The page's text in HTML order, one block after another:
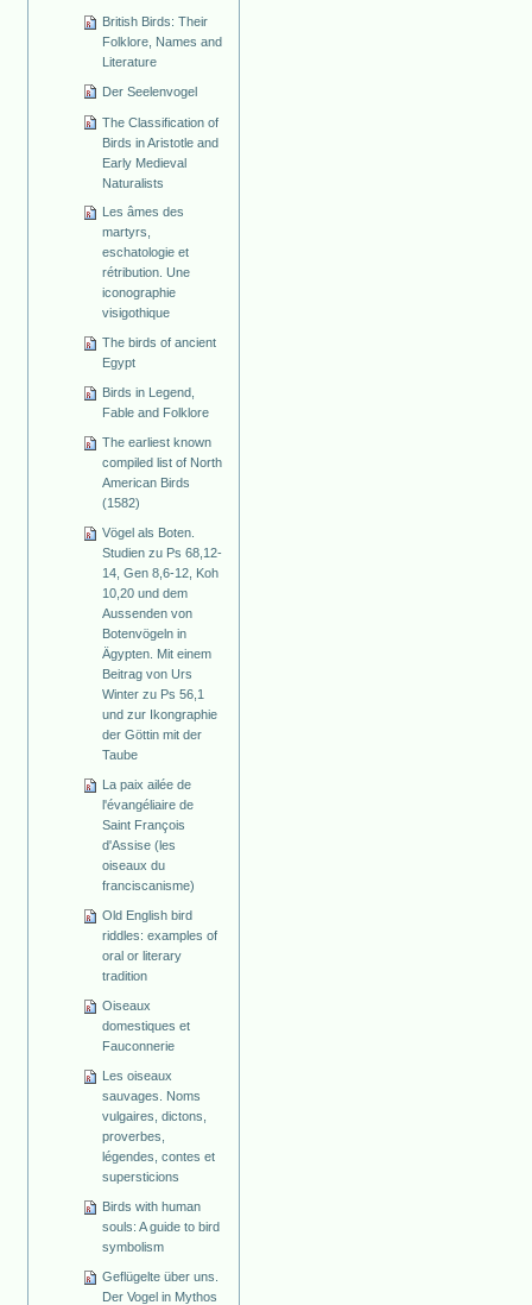
British Birds: Their
Folklore, Names and
Literature
Der Seelenvogel
The Classification of
Birds in Aristotle and
Early Medieval
Naturalists
Les âmes des
martyrs,
eschatologie et
rétribution. Une
iconographie
visigothique
The birds of ancient
Egypt
Birds in Legend,
Fable and Folklore
The earliest known
compiled list of North
American Birds
(1582)
Vögel als Boten.
Studien zu Ps 68,12-
14, Gen 8,6-12, Koh
10,20 und dem
Aussenden von
Botenvögeln in
Ägypten. Mit einem
Beitrag von Urs
Winter zu Ps 56,1
und zur Ikongraphie
der Göttin mit der
Taube
La paix ailée de
l'évangéliaire de
Saint François
d'Assise (les
oiseaux du
franciscanisme)
Old English bird
riddles: examples of
oral or literary
tradition
Oiseaux
domestiques et
Fauconnerie
Les oiseaux
sauvages. Noms
vulgaires, dictons,
proverbes,
légendes, contes et
supersticions
Birds with human
souls: A guide to bird
symbolism
Geflügelte über uns.
Der Vogel in Mythos